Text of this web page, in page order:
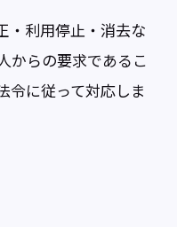
・利用停止・消去な
からの要求であるこ
令に従って対応しま